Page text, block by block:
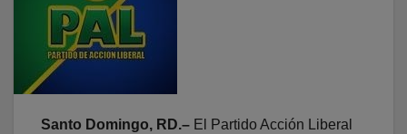
Santo Domingo, RD.– El Partido Acción Liberal